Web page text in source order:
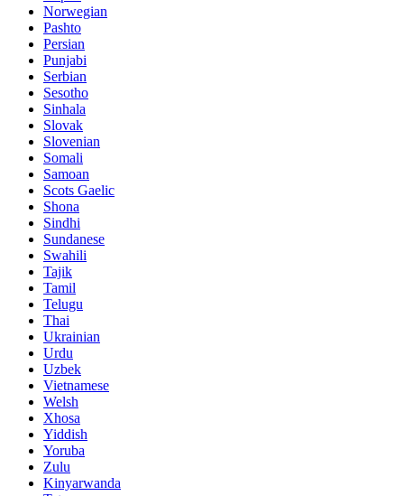
Norwegian
Pashto
Persian
Punjabi
Serbian
Sesotho
Sinhala
Slovak
Slovenian
Somali
Samoan
Scots Gaelic
Shona
Sindhi
Sundanese
Swahili
Tajik
Tamil
Telugu
Thai
Ukrainian
Urdu
Uzbek
Vietnamese
Welsh
Xhosa
Yiddish
Yoruba
Zulu
Kinyarwanda